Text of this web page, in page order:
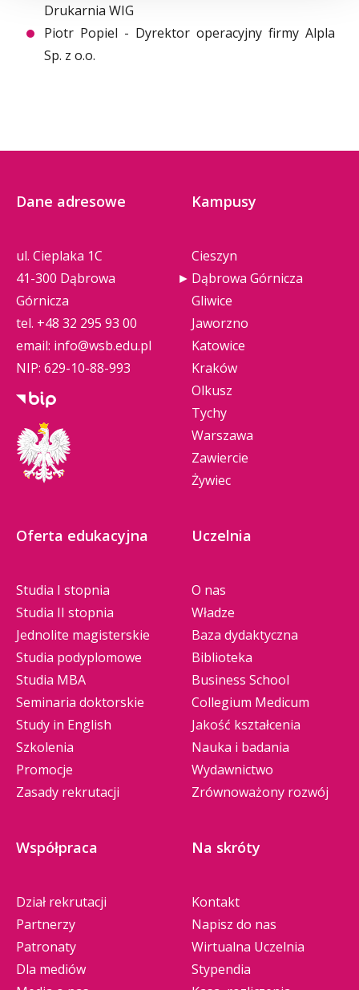
Drukarnia WIG
Piotr Popiel - Dyrektor operacyjny firmy Alpla
Sp. z o.o.
Dane adresowe
ul. Cieplaka 1C
41-300 Dąbrowa
Górnicza
tel. +48 32 295 93 00
email: info@wsb.edu.pl
NIP: 629-10-88-993
Kampusy
Cieszyn
Dąbrowa Górnicza
Gliwice
Jaworzno
Katowice
Kraków
Olkusz
Tychy
Warszawa
Zawiercie
Żywiec
Oferta edukacyjna
Studia I stopnia
Studia II stopnia
Jednolite magisterskie
Studia podyplomowe
Studia MBA
Seminaria doktorskie
Study in English
Szkolenia
Promocje
Zasady rekrutacji
Uczelnia
O nas
Władze
Baza dydaktyczna
Biblioteka
Business School
Collegium Medicum
Jakość kształcenia
Nauka i badania
Wydawnictwo
Zrównoważony rozwój
Współpraca
Dział rekrutacji
Partnerzy
Patronaty
Dla mediów
Na skróty
Kontakt
Napisz do nas
Wirtualna Uczelnia
Stypendia